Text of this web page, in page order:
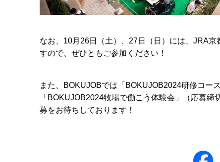
なお、 10月 26日（土）、 27日（日）には、 JRA京
すので、ぜひともご参加ください！
また、 BOKUJOBでは「 BOKUJOB2024研修コー
「 BOKUJOB2024牧場で働こう体験会」（応募締
募をお待ちしております！